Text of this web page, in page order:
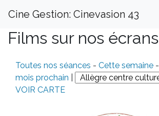
Cine Gestion: Cinevasion 43
Films sur nos écrans
Toutes nos séances - Cette semaine -
mois prochain
VOIR CARTE